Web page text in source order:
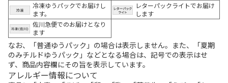
冷凍ゆうパックでお届けし
ます。
レターパックライトでお届け
します
佐川急便でのお届けとなり
ます
なお、「普通ゆうパック」の場合は表示しません。また、「夏期
のみチルドゆうパック」などとなる場合は、記号での表示はせ
ず、商品内容欄にその旨を表示しています。
アレルギー情報について